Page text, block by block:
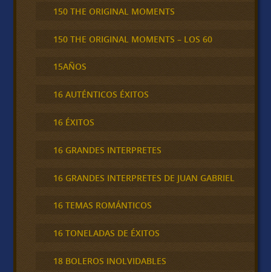
150 THE ORIGINAL MOMENTS
150 THE ORIGINAL MOMENTS – LOS 60
15AÑOS
16 AUTÉNTICOS ÉXITOS
16 ÉXITOS
16 GRANDES INTERPRETES
16 GRANDES INTERPRETES DE JUAN GABRIEL
16 TEMAS ROMÁNTICOS
16 TONELADAS DE ÉXITOS
18 BOLEROS INOLVIDABLES